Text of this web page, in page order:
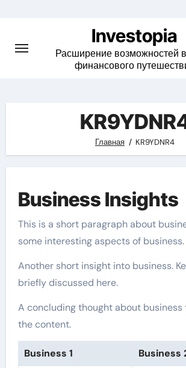
content
Investopia
Расширение возможностей
финансового
Главная KR9YDNR4
Business Insights
This is a short paragraph about
some interesting aspects of business.
Another short insight into business.
briefly discussed here.
A concluding thought about business
the content.
Business 1
Business